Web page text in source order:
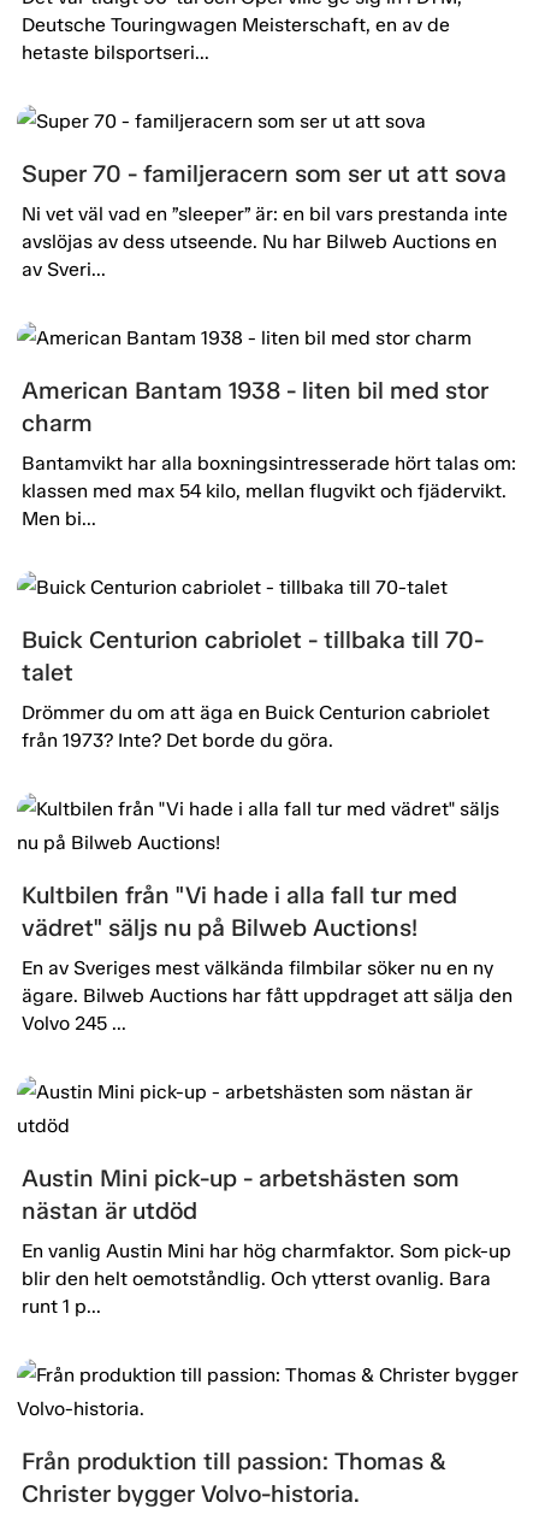
Deutsche Touringwagen Meisterschaft, en av de
hetaste bilsportseri...
Super 70 - familjeracern som ser ut att sova
Ni vet väl vad en ”sleeper” är: en bil vars prestanda inte
avslöjas av dess utseende. Nu har Bilweb Auctions en
av Sveri...
American Bantam 1938 - liten bil med stor
charm
Bantamvikt har alla boxningsintresserade hört talas om:
klassen med max 54 kilo, mellan flugvikt och fjädervikt.
Men bi...
Buick Centurion cabriolet - tillbaka till 70-
talet
Drömmer du om att äga en Buick Centurion cabriolet
från 1973? Inte? Det borde du göra.
Kultbilen från "Vi hade i alla fall tur med
vädret" säljs nu på Bilweb Auctions!
En av Sveriges mest välkända filmbilar söker nu en ny
ägare. Bilweb Auctions har fått uppdraget att sälja den
Volvo 245 ...
Austin Mini pick-up - arbetshästen som
nästan är utdöd
En vanlig Austin Mini har hög charmfaktor. Som pick-up
blir den helt oemotståndlig. Och ytterst ovanlig. Bara
runt 1 p...
Från produktion till passion: Thomas &
Christer bygger Volvo-historia.